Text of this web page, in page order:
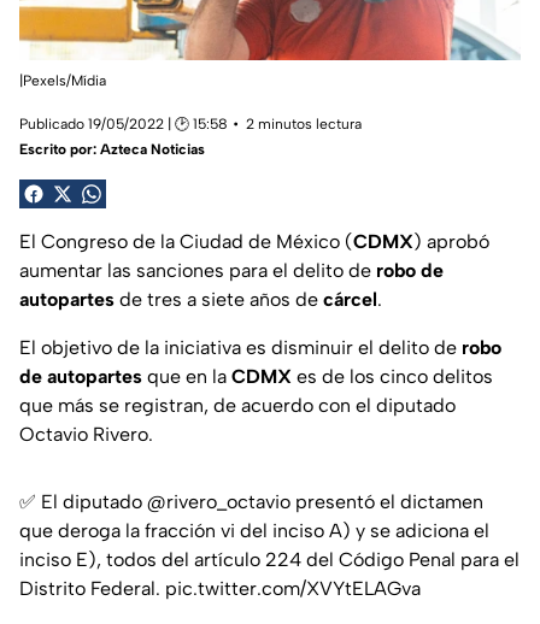
|Pexels/Mídia
Publicado 19/05/2022 | 🕑 15:58
2 minutos lectura
Escrito por: Azteca Noticias
El Congreso de la Ciudad de México (CDMX) aprobó
aumentar las sanciones para el delito de robo de
autopartes de tres a siete años de cárcel.
El objetivo de la iniciativa es disminuir el delito de robo
de autopartes que en la CDMX es de los cinco delitos
que más se registran, de acuerdo con el diputado
Octavio Rivero.
✅ El diputado @rivero_octavio presentó el dictamen
que deroga la fracción vi del inciso A) y se adiciona el
inciso E), todos del artículo 224 del Código Penal para el
Distrito Federal. pic.twitter.com/XVYtELAGva